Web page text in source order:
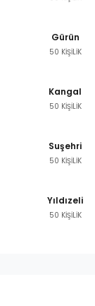
Gürün
50 KİŞİLİK
Kangal
50 KİŞİLİK
Suşehri
50 KİŞİLİK
Yıldızeli
50 KİŞİLİK